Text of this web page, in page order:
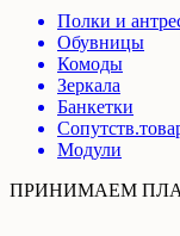
Полки и
Обувницы
Комоды
Зеркала
Банкетки
Модули
ПРИНИМАЕМ